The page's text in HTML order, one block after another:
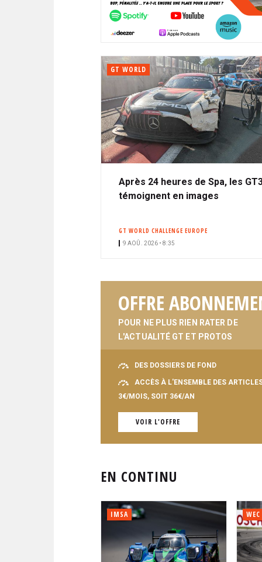
A
L
GT WORLD
Après 24 heures de Spa, les
témoignent en images
GT WORLD CHALLENGE EUROPE
9 AOÛ. 2026 • 8:35
OFFRE
POUR NE PLUS RIEN RATER DE
L'ACTUALITÉ GT ET PROTOS
DES DOSSIERS DE FOND
ACCÈS À L'ENSEMBLE DES
3€/MOIS, SOIT 36€/AN
VOIR L'OFFRE
EN CONTINU
IMSA WEC